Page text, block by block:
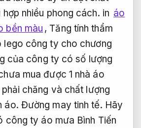
hợp nhiều phong cách. in áo
bền màu , Tăng tính thẩm
lego công ty cho chương
của công ty có số lượng
mua được 1 nhà áo
chăng và chất lượng
áo. Đường may tinh tế. Hãy
công ty áo mưa Bình Tiến